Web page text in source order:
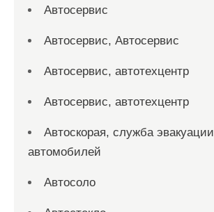
Автосервис
Автосервис, Автосервис
Автосервис, автотехцентр
Автосервис, автотехцентр
Автоскорая, служба эвакуации
автомобилей
Автосоло